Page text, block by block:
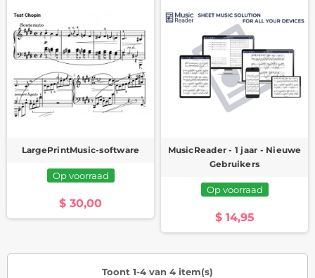
LargePrintMusic-software
Op voorraad
$ 30,00
MusicReader - 1 jaar - Nieuwe
Gebruikers
Op voorraad
$ 14,95
Toont 1-4 van 4 item(s)